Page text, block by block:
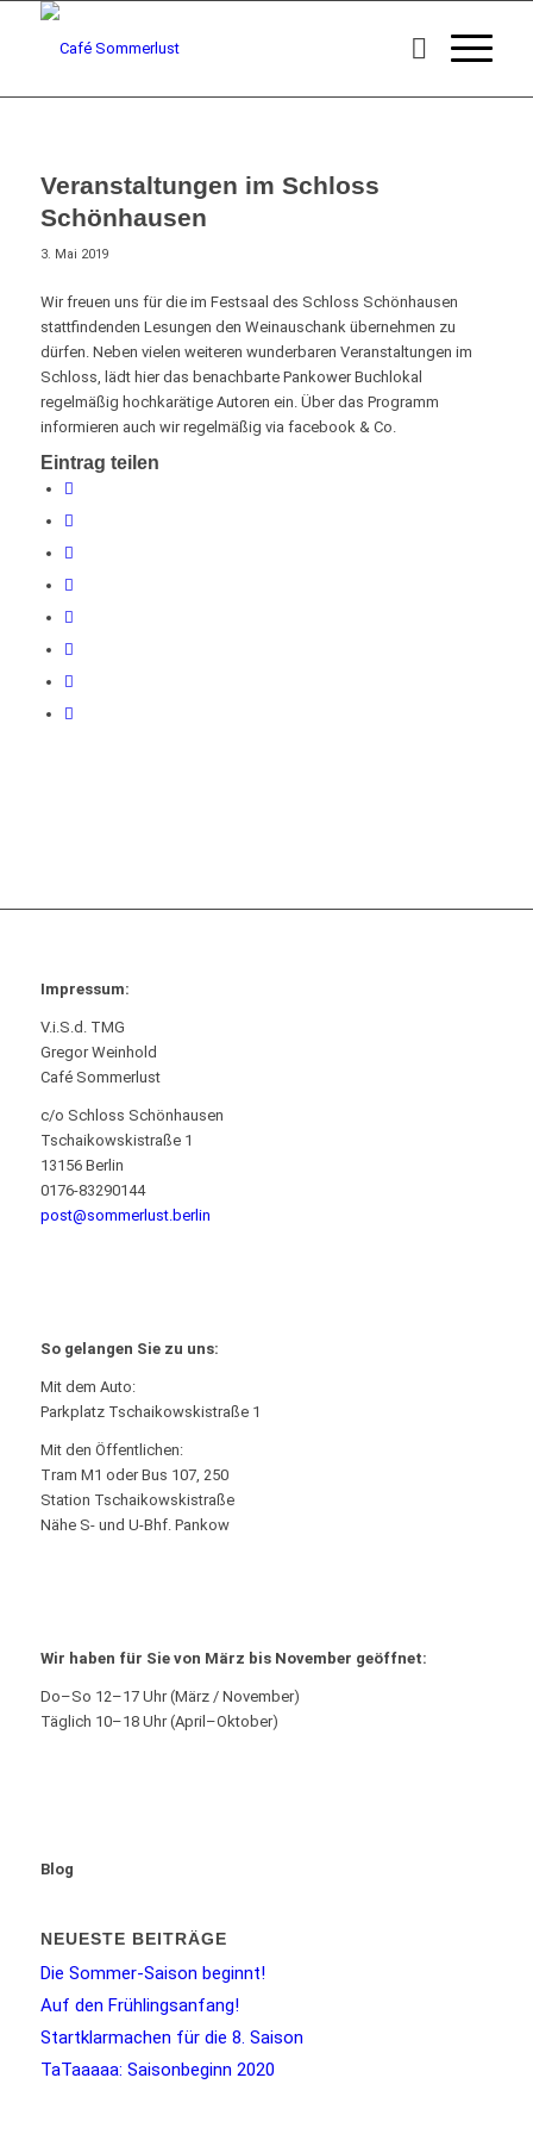
Veranstaltungen im Schloss
Schönhausen
3. Mai 2019
Wir freuen uns für die im Festsaal des Schloss Schönhausen
stattfindenden Lesungen den Weinauschank übernehmen zu
dürfen. Neben vielen weiteren wunderbaren Veranstaltungen im
Schloss, lädt hier das benachbarte Pankower Buchlokal
regelmäßig hochkarätige Autoren ein. Über das Programm
informieren auch wir regelmäßig via facebook & Co.
Eintrag teilen
Impressum:
V.i.S.d. TMG
Gregor Weinhold
Café Sommerlust
c/o Schloss Schönhausen
Tschaikowskistraße 1
13156 Berlin
0176-83290144
post@sommerlust.berlin
So gelangen Sie zu uns:
Mit dem Auto:
Parkplatz Tschaikowskistraße 1
Mit den Öffentlichen:
Tram M1 oder Bus 107, 250
Station Tschaikowskistraße
Nähe S- und U-Bhf. Pankow
Wir haben für Sie von März bis November geöffnet:
Do–So 12–17 Uhr (März / November)
Täglich 10–18 Uhr (April–Oktober)
Blog
NEUESTE BEITRÄGE
Die Sommer-Saison beginnt!
Auf den Frühlingsanfang!
Startklarmachen für die 8. Saison
TaTaaaaa: Saisonbeginn 2020